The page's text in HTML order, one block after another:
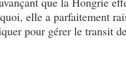
elle a parfaitement
pour gérer le transit